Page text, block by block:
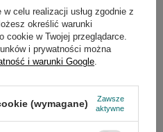
i
Zadaj pytanie
celu realizacji usług zgodnie z
określić warunki
cookie w Twojej przeglądarce.
i prywatności można
i warunki Google.
(wymagane)
Zawsze
aktywne